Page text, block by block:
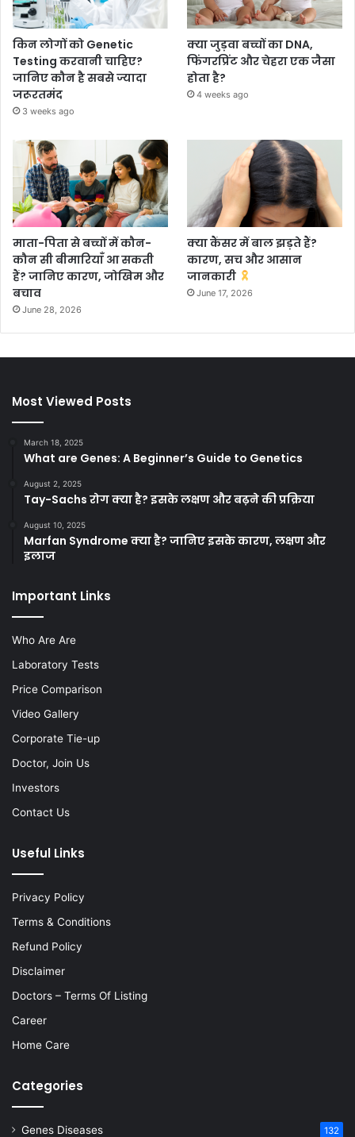
किन लोगों को Genetic
Testing करवानी चाहिए?
जानिए कौन है सबसे ज्यादा
जरूरतमंद
3 weeks ago
क्या जुड़वा बच्चों का DNA,
फिंगरप्रिंट और चेहरा एक जैसा
होता है?
4 weeks ago
माता-पिता से बच्चों में कौन-
कौन सी बीमारियाँ आ सकती
हैं? जानिए कारण, जोखिम और
बचाव
June 28, 2026
क्या कैंसर में बाल झड़ते हैं?
कारण, सच और आसान
जानकारी
June 17, 2026
Most Viewed Posts
March 18, 2025
What are Genes: A Beginner’s Guide to Genetics
August 2, 2025
Tay-Sachs रोग क्या है? इसके लक्षण और बढ़ने की प्रक्रिया
August 10, 2025
Marfan Syndrome क्या है? जानिए इसके कारण, लक्षण और
इलाज
Important Links
Who Are Are
Laboratory Tests
Price Comparison
Video Gallery
Corporate Tie-up
Doctor, Join Us
Investors
Contact Us
Useful Links
Privacy Policy
Terms & Conditions
Refund Policy
Disclaimer
Doctors – Terms Of Listing
Career
Home Care
Categories
Genes Diseases 132